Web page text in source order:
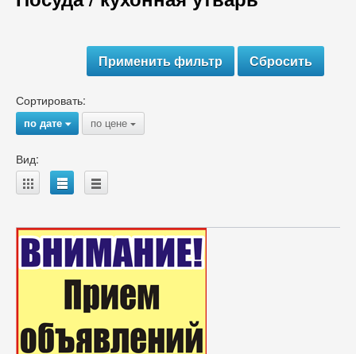
Сортировать:
по дате{ по цене {
Вид:
A B C